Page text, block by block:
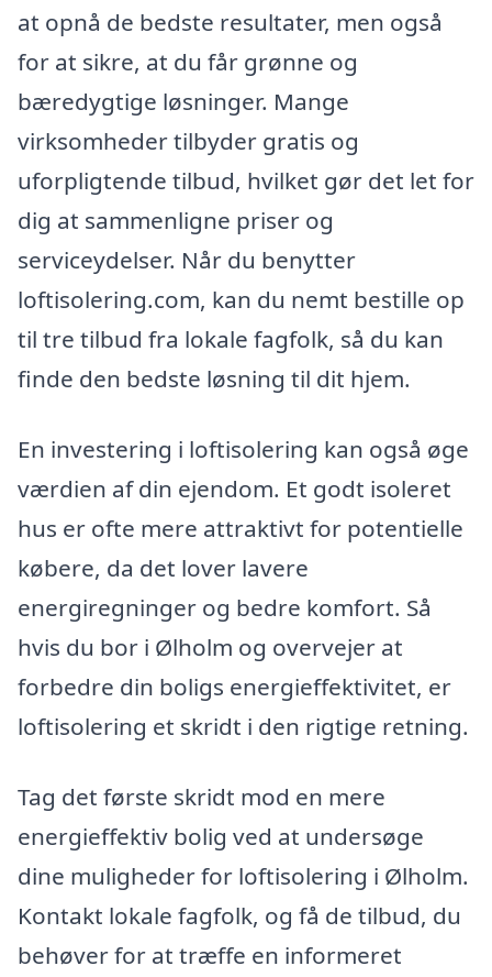
at opnå de bedste resultater, men også
for at sikre, at du får grønne og
bæredygtige løsninger. Mange
virksomheder tilbyder gratis og
uforpligtende tilbud, hvilket gør det let for
dig at sammenligne priser og
serviceydelser. Når du benytter
loftisolering.com, kan du nemt bestille op
til tre tilbud fra lokale fagfolk, så du kan
finde den bedste løsning til dit hjem.
En investering i loftisolering kan også øge
værdien af din ejendom. Et godt isoleret
hus er ofte mere attraktivt for potentielle
købere, da det lover lavere
energiregninger og bedre komfort. Så
hvis du bor i Ølholm og overvejer at
forbedre din boligs energieffektivitet, er
loftisolering et skridt i den rigtige retning.
Tag det første skridt mod en mere
energieffektiv bolig ved at undersøge
dine muligheder for loftisolering i Ølholm.
Kontakt lokale fagfolk, og få de tilbud, du
behøver for at træffe en informeret